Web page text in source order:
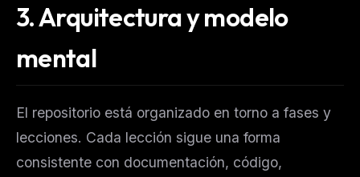
3.Arquitectura y modelo
mental
El repositorio está organizado en torno a fases y
lecciones. Cada lección sigue una forma
consistente con documentación, código,